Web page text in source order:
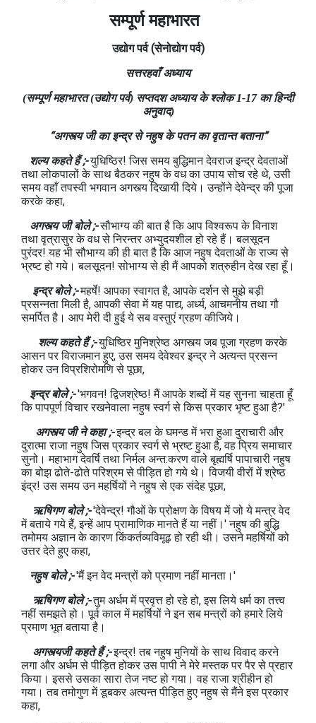
सम्पूर्ण महाभारत
उद्योगपर्व(सेनोद्योग पर्व)
सत्तरहवाँ अध्याय
(सम्पूर्ण महाभारत (उद्योग पर्व) सप्तदश अध्याय के श्लोक 1-17 का हिन्दी
अनुवाद)
“अगस्त्य जी का इन्द्र से नहुष के पतन का वृतान्त बताना”
शल्य कहते हैं ;-युधिष्ठिर! जिस समय बुद्धिमान देवराज इन्द्र देवताओं
तथा लोकपालों के साथ बैठकर नहुष के वध का उपाय सोच रहे थे, उसी
समय वहाँ तपस्वी भगवान अगस्त्य दिखायी दिये। उन्होंने देवेन्द्र की पूजा
करके कहा,
अगस्त्य जी बोले ;-सौभाग्य की बात है कि आप विश्वरूप के विनाश
तथा वृत्रासुर के वध से निरन्तर अभ्युदयशील हो रहे हैं। बलसूदन
पुरंदर! यह भी सौभाग्य की ही बात है कि आज नहुष देवताओं के राज्य से
भ्रष्ट हो गये। बलसूदन! सोभाग्य से ही मैं आपको शत्रुहीन देख रहा हूँ।
इन्द्र बोले ;-महर्षे! आपका स्वागत है, आपके दर्शन से मुझे बड़ी
प्रसन्नता मिली है, आपकी सेवा में यह पाद्य, अर्ध्य, आचमनीय तथा गौ
समर्पित है। आप मेरी दी हुई ये सब वस्तुएं ग्रहण कीजिये।
शल्य कहते हैं ;-युधिष्ठिर मुनिश्रेष्ठ अगस्त्य जब पूजा ग्रहण करके
आसन पर विराजमान हुए, उस समय देवेश्वर इन्द्र ने अत्यन्त प्रसन्न
होकर उन विप्रशिरोमणि से पूछा,
इन्द्र बोले ;-'भगवन! द्विजश्रेष्ठ! मैं आपके शब्दों में यह सुनना चाहता हूँ
कि पापपूर्ण विचार रखनेवाला नहुष स्वर्ग से किस प्रकार भृष्ट हुआ है?'
अगस्त्य जी ने कहा ;-इन्द्र बल के घमन्ड में भरा हुआ दुराचारी और
दुरात्मा राजा नहुष जिस प्रकार स्वर्ग से भ्रष्ट हुआ है, वह प्रिय समाचार
सुनो। महाभाग देवर्षि तथा निर्मल अन्त:करण वाले बृह्मर्षि पापाचारी नहुष
का बोझ ढोते-ढोते परिश्रम से पीड़ित हो गये थे। विजयी वीरों में श्रेष्ठ
इंद्र! उस समय उन महर्षियों ने नहुष से एक संदेह पूछा,
ऋषिगण बोले ;-'देवेन्द्र! गौओं के प्रोक्षण के विषय में जो ये मन्त्र वेद
में बताये गये हैं, इन्हें आप प्रामाणिक मानते हैं या नहीं।' नहुष की बुद्धि
तमोमय अज्ञान के कारण किंकर्तव्यविमूढ़ हो रही थी। उसने महर्षियों को
उत्तर देते हुए कहा,
नहुष बोले ;-'मैं इन वेद मन्त्रों को प्रमाण नहीं मानता।'
ऋषिगण बोले ;-तुम अर्धम में प्रवृत्त हो रहे हो, इस लिये धर्म का तत्त्व
नहीं समझते हो। पूर्व काल में महर्षियों ने इन सब मन्त्रों को हमारे लिये
प्रमाण भूत बताया है।
अगस्त्यजी कहते हैं ;-इन्द्र! तब नहुष मुनियों के साथ विवाद करने
लगा और अर्धम से पीड़ित होकर उस पापी ने मेरे मस्तक पर पैर से प्रहार
किया। इससे उसका सारा तेज नष्ट हो गया। वह राजा श्रीहीन हो
गया। तब तमोगुण में डूबकर अत्यन्त पीड़ित हुए नहुष से मैंने इस प्रकार
कहा,